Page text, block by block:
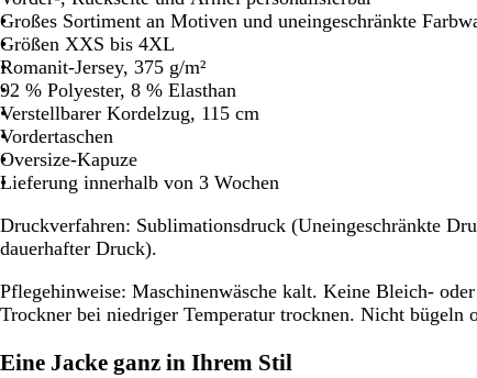
Schwenken.
Schwenken.
Großes Sortiment an Motiven und uneingeschränkte
Größen XXS bis 4XL
Romanit-Jersey, 375 g/m²
92 % Polyester, 8 % Elasthan
Verstellbarer Kordelzug, 115 cm
Vordertaschen
Oversize-Kapuze
Lieferung innerhalb von 3 Wochen
Druckverfahren: Sublimationsdruck (Uneingeschränkte
dauerhafter Druck).
Pflegehinweise: Maschinenwäsche kalt. Keine Bleich-
Trockner bei niedriger Temperatur trocknen. Nicht bügeln
Eine Jacke ganz in Ihrem Stil